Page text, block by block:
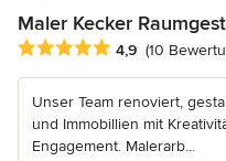
Maler Kecker
Durchschnittliche
4,9 (10
Unser Team renoviert,
und Immobillien mit
Engagement. Malerarb...